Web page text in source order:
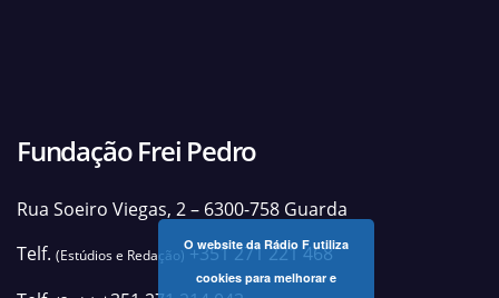
Fundação Frei Pedro
Rua Soeiro Viegas, 2 – 6300-758 Guarda
Telf. (Estúdios e Redação)+351 271 221 468
O website da Rádio F utiliza
cookies para melhorar e